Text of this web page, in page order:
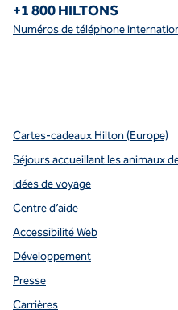
Téléphone :
+1 800 HILTONS
Numéros de téléphone
Cartes-cadeaux Hilton (Europe)
Séjours accueillant les animaux
Idées de voyage
Centre d’aide
Accessibilité Web
Développement
Presse
Carrières